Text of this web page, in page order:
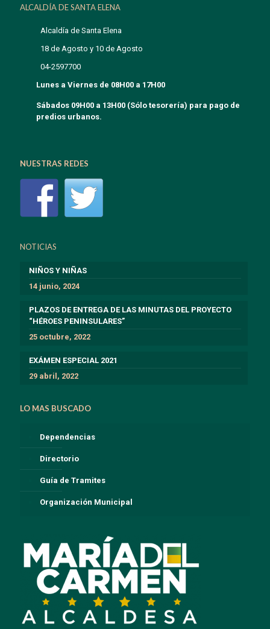
ALCALDÍA DE SANTA ELENA
Alcaldía de Santa Elena
18 de Agosto y 10 de Agosto
04-2597700
Lunes a Viernes de 08H00 a 17H00
Sábados 09H00 a 13H00 (Sólo tesorería) para pago de
predios urbanos.
NUESTRAS REDES
NOTICIAS
NIÑOS Y NIÑAS
14 junio, 2024
PLAZOS DE ENTREGA DE LAS MINUTAS DEL PROYECTO
“HÉROES PENINSULARES”
25 octubre, 2022
EXÁMEN ESPECIAL 2021
29 abril, 2022
LO MAS BUSCADO
Dependencias
Directorio
Guía de Tramites
Organización Municipal